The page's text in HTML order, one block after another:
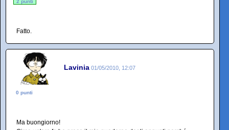
2 punti
Fatto.
Lavinia 01/05/2010, 12:07
0 punti
Ma buongiorno!